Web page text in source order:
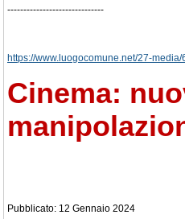
------------------------------
https://www.luogocomune.net/27-media/
Cinema:
Pubblicato: 12 Gennaio 2024